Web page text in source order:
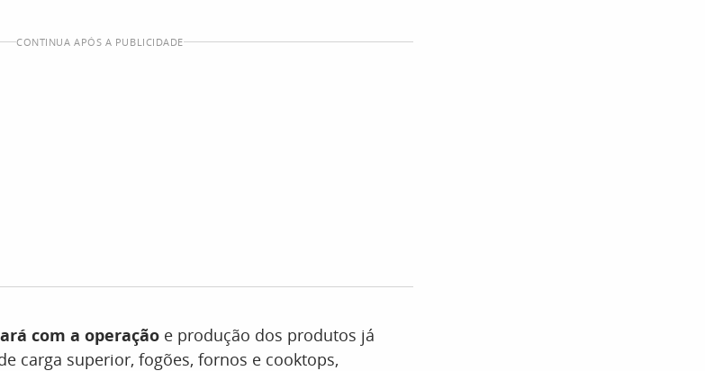
CONTINUA APÓS A PUBLICIDADE
com a operação e produção dos produtos já
carga superior, fogões, fornos e cooktops,